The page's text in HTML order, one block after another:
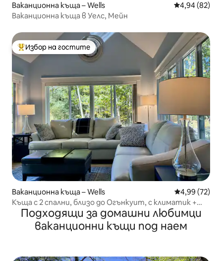
Ваканционна къща – Wells Средна
4,94 (82)
Ваканционна къща в Уелс, Мейн
Най-популярен избор на гостите
Избор на гостите
Ваканционна къща – Wells Средна
4,99 (72)
Къща с 2 спални, близо до Огънкуит, с климатик +
количка за голф!
Подходящи за домашни любимци
ваканционни къщи под наем